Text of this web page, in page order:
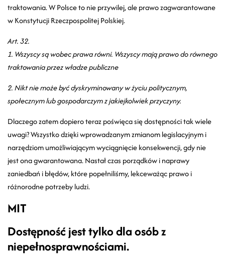
traktowania. W Polsce to nie przywilej, ale prawo zagwarantowane
w Konstytucji Rzeczpospolitej Polskiej.
Art. 32.
1. Wszyscy są wobec prawa równi. Wszyscy mają prawo do równego
traktowania przez władze publiczne
2. Nikt nie może być dyskryminowany w życiu politycznym,
społecznym lub gospodarczym z jakiejkolwiek przyczyny.
Dlaczego zatem dopiero teraz poświęca się dostępności tak wiele
uwagi? Wszystko dzięki wprowadzanym zmianom legislacyjnym i
narzędziom umożliwiającym wyciągnięcie konsekwencji, gdy nie
jest ona gwarantowana. Nastał czas porządków i naprawy
zaniedbań i błędów, które popełniliśmy, lekceważąc prawo i
różnorodne potrzeby ludzi.
MIT
Dostępność jest tylko dla osób z
niepełnosprawnościami.